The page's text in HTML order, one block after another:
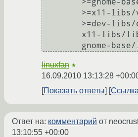
gnome-
linuxfan ★
16.09.2010 13:13:28
Показать ответы Ссылка
Ответ на: комментарий от
13:10:55 +00:00